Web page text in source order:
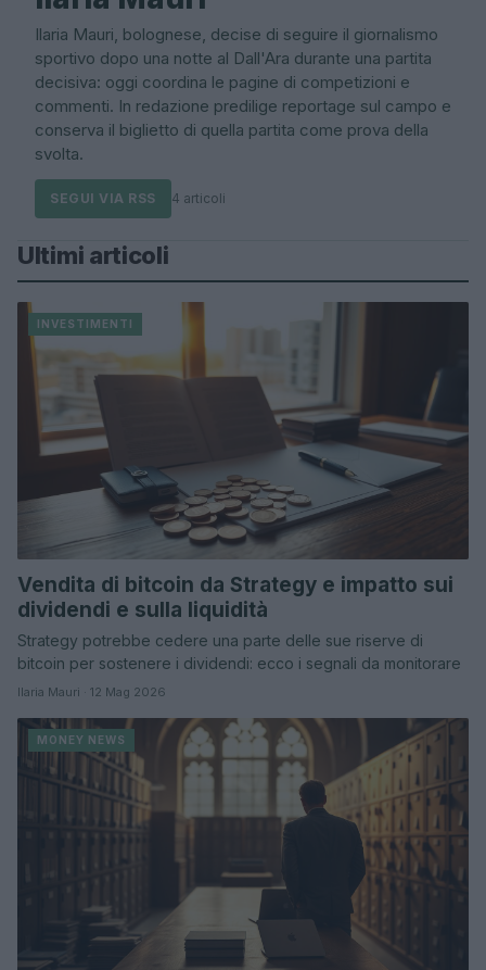
Ilaria Mauri, bolognese, decise di seguire il giornalismo
sportivo dopo una notte al Dall'Ara durante una partita
decisiva: oggi coordina le pagine di competizioni e
commenti. In redazione predilige reportage sul campo e
conserva il biglietto di quella partita come prova della
svolta.
SEGUI VIA RSS 4 articoli
Ultimi articoli
INVESTIMENTI
Vendita di bitcoin da Strategy e impatto sui
dividendi e sulla liquidità
Strategy potrebbe cedere una parte delle sue riserve di
bitcoin per sostenere i dividendi: ecco i segnali da monitorare
Ilaria Mauri · 12 Mag 2026
MONEY NEWS